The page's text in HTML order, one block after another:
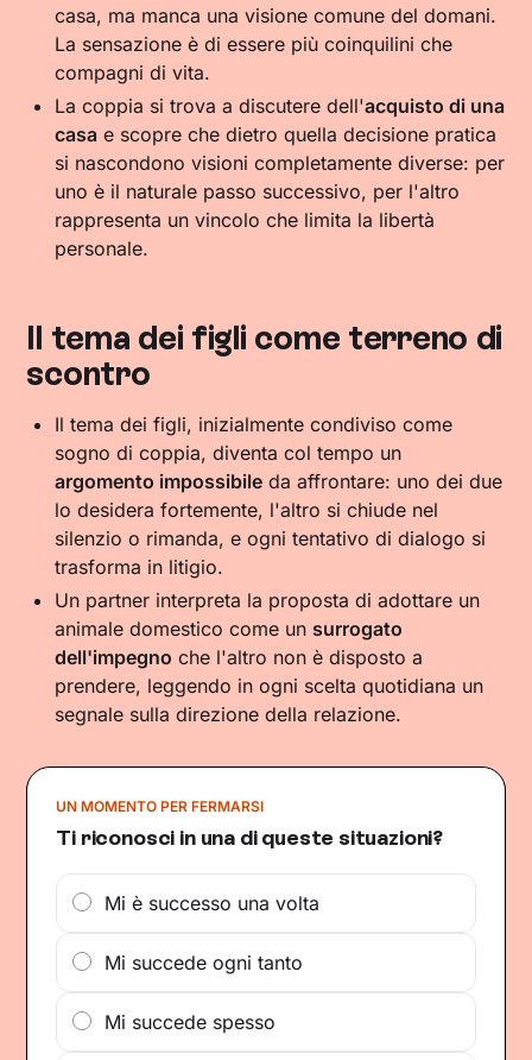
casa, ma manca una visione comune del domani.
La sensazione è di essere più coinquilini che
compagni di vita.
La coppia si trova a discutere dell'acquisto di una
casa e scopre che dietro quella decisione pratica
si nascondono visioni completamente diverse: per
uno è il naturale passo successivo, per l'altro
rappresenta un vincolo che limita la libertà
personale.
Il tema dei figli come terreno di
scontro
Il tema dei figli, inizialmente condiviso come
sogno di coppia, diventa col tempo un
argomento impossibile da affrontare: uno dei due
lo desidera fortemente, l'altro si chiude nel
silenzio o rimanda, e ogni tentativo di dialogo si
trasforma in litigio.
Un partner interpreta la proposta di adottare un
animale domestico come un surrogato
dell'impegno che l'altro non è disposto a
prendere, leggendo in ogni scelta quotidiana un
segnale sulla direzione della relazione.
UN MOMENTO PER FERMARSI
Ti riconosci in una di queste situazioni?
Mi è successo una volta
Mi succede ogni tanto
Mi succede spesso